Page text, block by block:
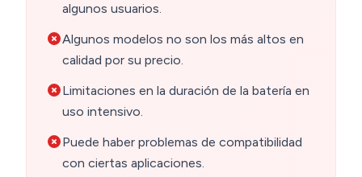
algunos usuarios.
Algunos modelos no son los más altos en
calidad por su precio.
Limitaciones en la duración de la batería en
uso intensivo.
Puede haber problemas de compatibilidad
con ciertas aplicaciones.